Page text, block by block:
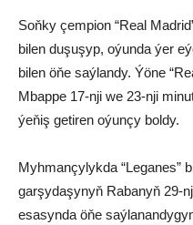
Soňky çempion “Real
bilen duşuşyp, oýunda ýer
bilen öňe saýlandy. Ýöne
Mbappe 17-nji we 23-nji
ýeňiş getiren oýunçy boldy.
Myhmançylykda “Leganes”
garşydaşynyň Rabanyň 29-
esasynda öňe